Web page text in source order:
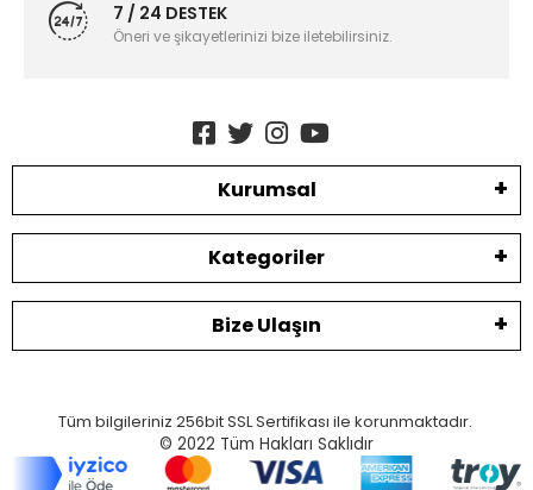
7 / 24 DESTEK
Öneri ve şikayetlerinizi bize iletebilirsiniz.
Kurumsal
Kategoriler
Bize Ulaşın
Tüm bilgileriniz 256bit SSL Sertifikası ile korunmaktadır.
© 2022 Tüm Hakları Saklıdır